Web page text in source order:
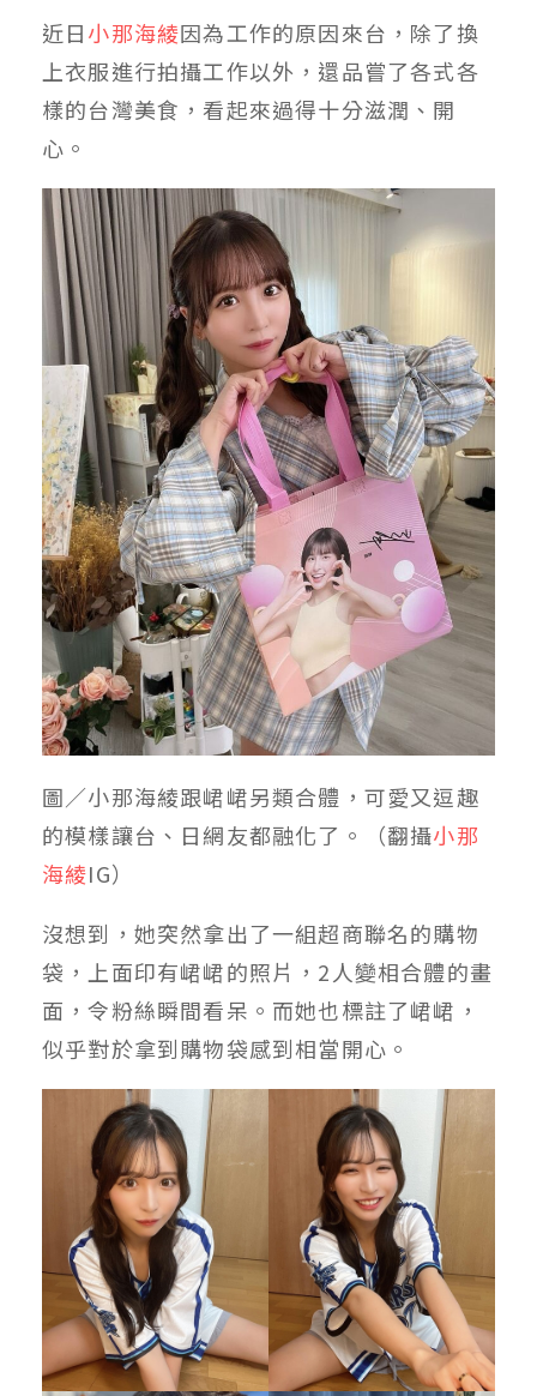
近日小那海綾因為工作的原因來台，除了換
上衣服進行拍攝工作以外，還品嘗了各式各
樣的台灣美食，看起來過得十分滋潤、開
心。
圖／小那海綾跟峮峮另類合體，可愛又逗趣
的模樣讓台、日網友都融化了。（翻攝小那
海綾IG）
沒想到，她突然拿出了一組超商聯名的購物
袋，上面印有峮峮的照片，2人變相合體的畫
面，令粉絲瞬間看呆。而她也標註了峮峮，
似乎對於拿到購物袋感到相當開心。